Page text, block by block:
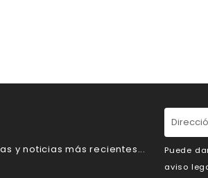
y noticias más recientes...
Puede
aviso